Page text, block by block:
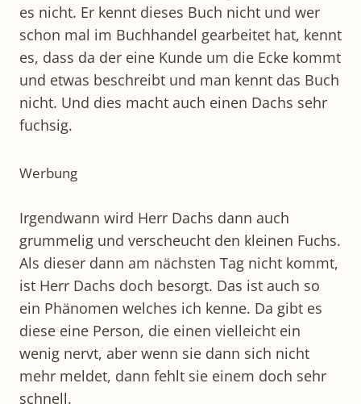
es nicht. Er kennt dieses Buch nicht und wer
schon mal im Buchhandel gearbeitet hat, kennt
es, dass da der eine Kunde um die Ecke kommt
und etwas beschreibt und man kennt das Buch
nicht. Und dies macht auch einen Dachs sehr
fuchsig.
Werbung
Irgendwann wird Herr Dachs dann auch
grummelig und verscheucht den kleinen Fuchs.
Als dieser dann am nächsten Tag nicht kommt,
ist Herr Dachs doch besorgt. Das ist auch so
ein Phänomen welches ich kenne. Da gibt es
diese eine Person, die einen vielleicht ein
wenig nervt, aber wenn sie dann sich nicht
mehr meldet, dann fehlt sie einem doch sehr
schnell.